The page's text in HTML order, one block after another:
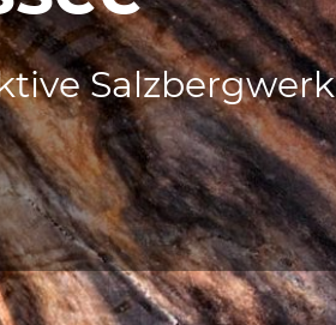
Salzbergwerk